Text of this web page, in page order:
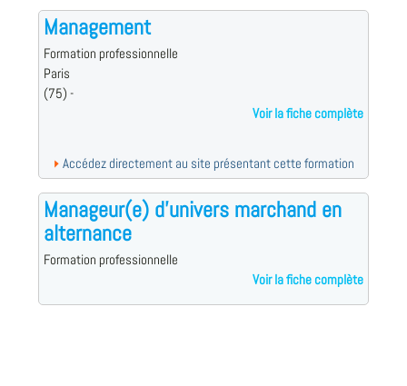
Management
Formation professionnelle
Paris
(75) -
Voir la fiche complète
Accédez directement au site présentant cette formation
Manageur(e) d'univers marchand en
alternance
Formation professionnelle
Voir la fiche complète